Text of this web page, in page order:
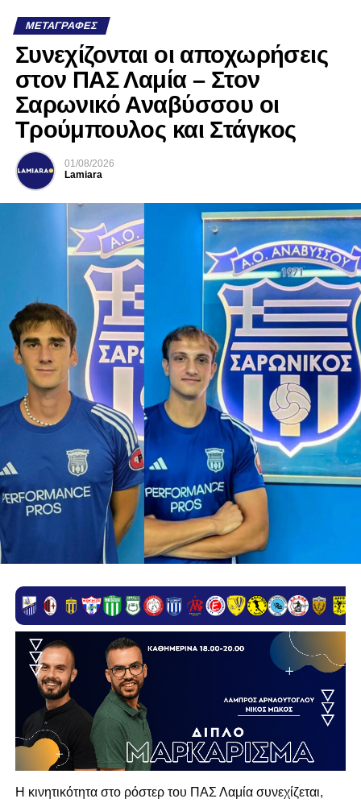
ΜΕΤΑΓΡΑΦΈΣ
Συνεχίζονται οι αποχωρήσεις
στον ΠΑΣ Λαμία – Στον
Σαρωνικό Αναβύσσου οι
Τρούμπουλος και Στάγκος
01/08/2026
Lamiara
Η κινητικότητα στο ρόστερ του ΠΑΣ Λαμία συνεχίζεται,